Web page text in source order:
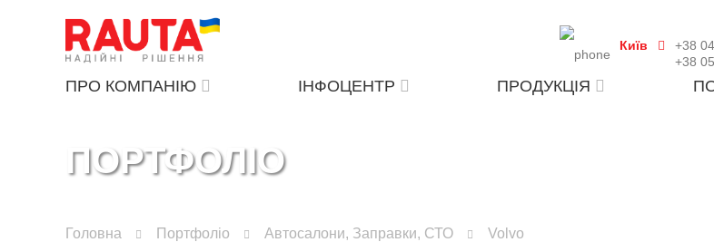
Київ
+38
+38
ПРО КОМПАНІЮ ІНФОЦЕНТР ПРОДУКЦІЯ
ПОРТФОЛІО
Головна Портфоліо Автосалони, Заправки, СТО Volvo